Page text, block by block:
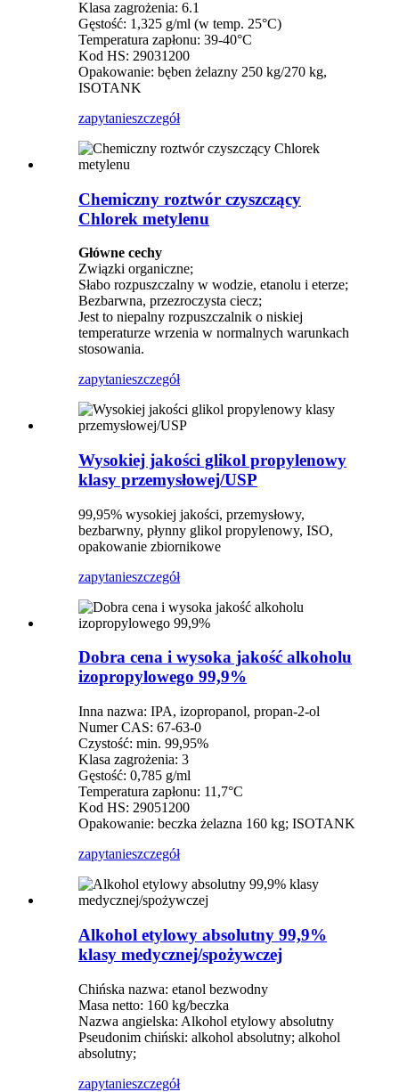
Klasa zagrożenia: 6.1
Gęstość: 1,325 g/ml (w temp. 25°C)
Temperatura zapłonu: 39-40°C
Kod HS: 29031200
Opakowanie: bęben żelazny 250 kg/270 kg,
ISOTANK
zapytanieszczegół
Chemiczny roztwór czyszczący
Chlorek metylenu
Główne cechy
Związki organiczne;
Słabo rozpuszczalny w wodzie, etanolu i eterze;
Bezbarwna, przezroczysta ciecz;
Jest to niepalny rozpuszczalnik o niskiej
temperaturze wrzenia w normalnych warunkach
stosowania.
zapytanieszczegół
Wysokiej jakości glikol propylenowy
klasy przemysłowej/USP
99,95% wysokiej jakości, przemysłowy,
bezbarwny, płynny glikol propylenowy, ISO,
opakowanie zbiornikowe
zapytanieszczegół
Dobra cena i wysoka jakość alkoholu
izopropylowego 99,9%
Inna nazwa: IPA, izopropanol, propan-2-ol
Numer CAS: 67-63-0
Czystość: min. 99,95%
Klasa zagrożenia: 3
Gęstość: 0,785 g/ml
Temperatura zapłonu: 11,7°C
Kod HS: 29051200
Opakowanie: beczka żelazna 160 kg; ISOTANK
zapytanieszczegół
Alkohol etylowy absolutny 99,9%
klasy medycznej/spożywczej
Chińska nazwa: etanol bezwodny
Masa netto: 160 kg/beczka
Nazwa angielska: Alkohol etylowy absolutny
Pseudonim chiński: alkohol absolutny; alkohol
absolutny;
zapytanieszczegół